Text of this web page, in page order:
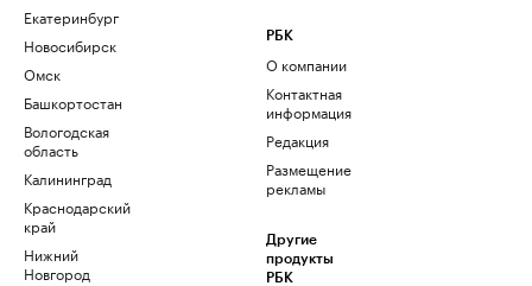
Екатеринбург
Новосибирск
Омск
Башкортостан
Вологодская
область
Калининград
Краснодарский
край
Нижний
Новгород
РБК
О компании
Контактная
информация
Редакция
Размещение
рекламы
Другие
продукты
РБК